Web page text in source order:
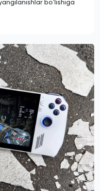
boʻlishiga